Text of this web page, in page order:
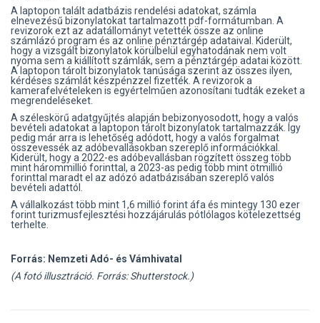
A laptopon talált adatbázis rendelési adatokat, számla
elnevezésű bizonylatokat tartalmazott pdf-formátumban. A
revizorok ezt az adatállományt vetették össze az online
számlázó program és az online pénztárgép adataival. Kiderült,
hogy a vizsgált bizonylatok körülbelül egyhatodának nem volt
nyoma sem a kiállított számlák, sem a pénztárgép adatai között.
A laptopon tárolt bizonylatok tanúsága szerint az összes ilyen,
kérdéses számlát készpénzzel fizették. A revizorok a
kamerafelvételeken is egyértelműen azonosítani tudták ezeket a
megrendeléseket.
A széleskörű adatgyűjtés alapján bebizonyosodott, hogy a valós
bevételi adatokat a laptopon tárolt bizonylatok tartalmazzák. Így
pedig már arra is lehetőség adódott, hogy a valós forgalmat
összevessék az adóbevallásokban szereplő információkkal.
Kiderült, hogy a 2022-es adóbevallásban rögzített összeg több
mint hárommillió forinttal, a 2023-as pedig több mint ötmillió
forinttal maradt el az adózó adatbázisában szereplő valós
bevételi adattól.
A vállalkozást több mint 1,6 millió forint áfa és mintegy 130 ezer
forint turizmusfejlesztési hozzájárulás pótlólagos kötelezettség
terhelte.
Forrás: Nemzeti Adó- és Vámhivatal
(A fotó illusztráció. Forrás: Shutterstock.)